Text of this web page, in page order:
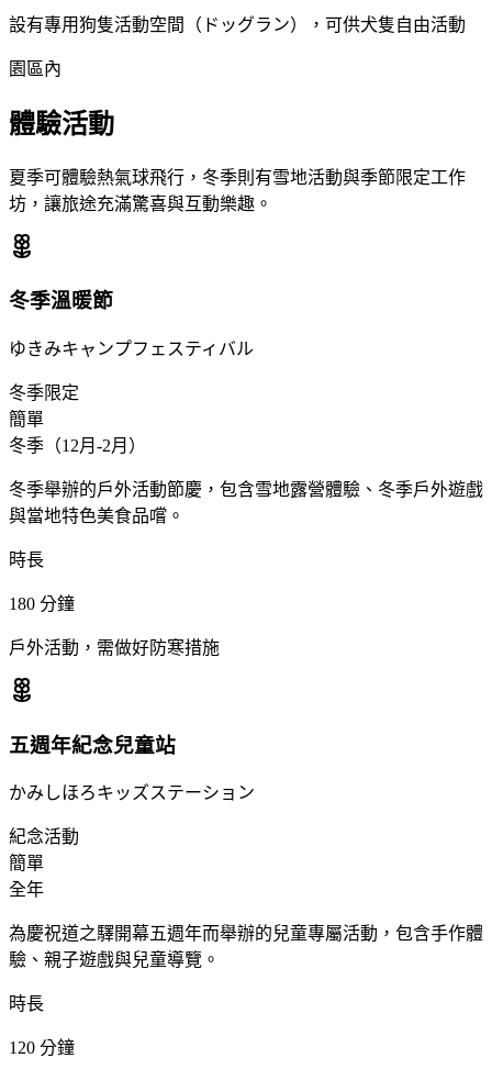
設有專用狗隻活動空間（ドッグラン），可供犬隻自由活動
園區內
體驗活動
夏季可體驗熱氣球飛行，冬季則有雪地活動與季節限定工作
坊，讓旅途充滿驚喜與互動樂趣。
冬季溫暖節
ゆきみキャンプフェスティバル
冬季限定
簡單
冬季（12月-2月）
冬季舉辦的戶外活動節慶，包含雪地露營體驗、冬季戶外遊戲
與當地特色美食品嚐。
時長
180 分鐘
戶外活動，需做好防寒措施
五週年紀念兒童站
かみしほろキッズステーション
紀念活動
簡單
全年
為慶祝道之驛開幕五週年而舉辦的兒童專屬活動，包含手作體
驗、親子遊戲與兒童導覽。
時長
120 分鐘